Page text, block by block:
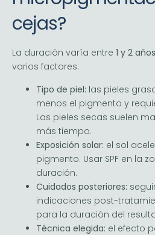
cejas?
La duración varía entre 1 y 2 años
varios factores:
Tipo de piel: las pieles
menos el pigmento y
Las pieles secas suelen
más tiempo.
Exposición solar: el sol
pigmento. Usar SPF en la
duración.
Cuidados posteriores:
indicaciones post-
para la duración del
Técnica elegida: el efecto